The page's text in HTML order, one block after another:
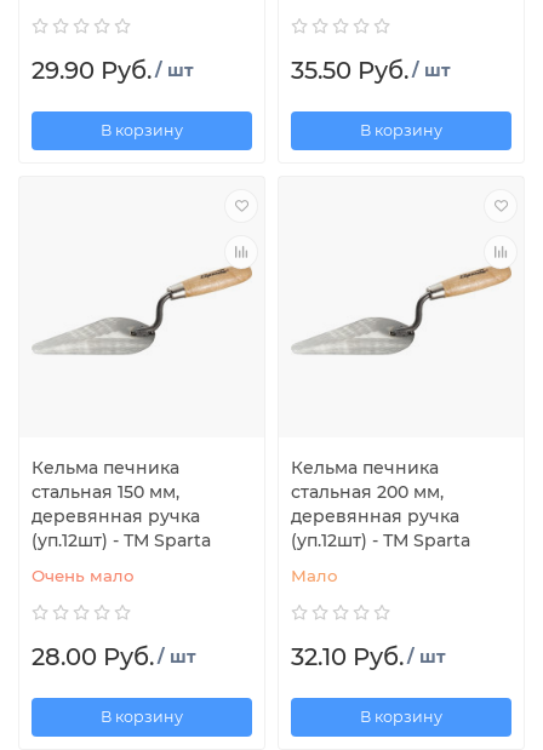
29.90 Руб./ шт
В корзину
35.50 Руб./ шт
В корзину
Кельма печника
стальная 150 мм,
деревянная ручка
(уп.12шт) - ТМ Sparta
Очень мало
28.00 Руб./ шт
В корзину
Кельма печника
стальная 200 мм,
деревянная ручка
(уп.12шт) - ТМ Sparta
Мало
32.10 Руб./ шт
В корзину